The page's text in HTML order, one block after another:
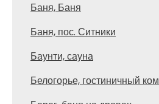
Баня, Баня
Баня, пос. Ситники
Баунти, сауна
Белогорье, гостиничный